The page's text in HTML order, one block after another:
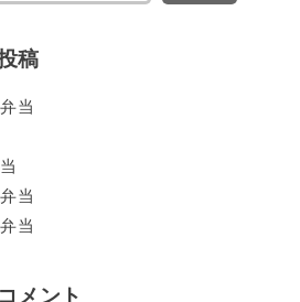
稿
当
当
当
メント